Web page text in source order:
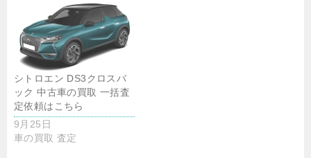
シトロエン DS3クロスバ
ック 中古車の買取 一括査
定依頼はこちら
9月25日
車の買取 査定